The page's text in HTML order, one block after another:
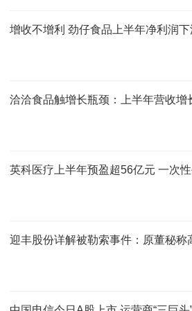
增收不增利 劲仔食品上半年净利润
洽洽食品触增长瓶颈：上半年营收增
英科医疗上半年预盈超56亿元 一次
迎丰股份详解被勒索事件：原董秘